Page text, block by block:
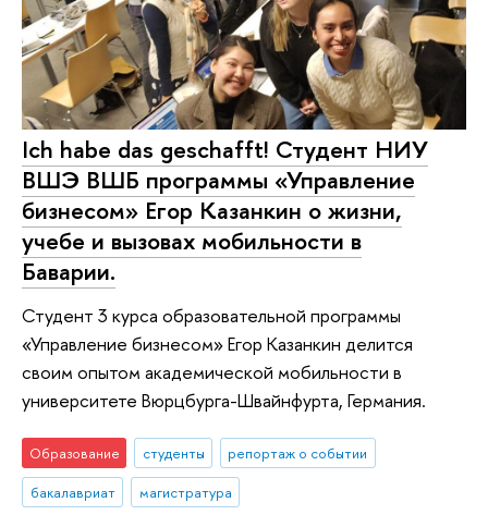
Ich habe das geschafft! Студент НИУ
ВШЭ ВШБ программы «Управление
бизнесом» Егор Казанкин о жизни,
учебе и вызовах мобильности в
Баварии.
Студент 3 курса образовательной программы
«Управление бизнесом» Егор Казанкин делится
своим опытом академической мобильности в
университете Вюрцбурга-Швайнфурта, Германия.
Образование студенты
репортаж о событии
бакалавриат
магистратура